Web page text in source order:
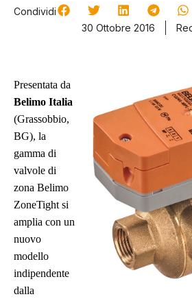
Condividi
30 Ottobre 2016
Presentata da
Belimo Italia
(Grassobbio,
BG), la
gamma di
valvole di
zona Belimo
ZoneTight si
amplia con un
nuovo
modello
indipendente
dalla